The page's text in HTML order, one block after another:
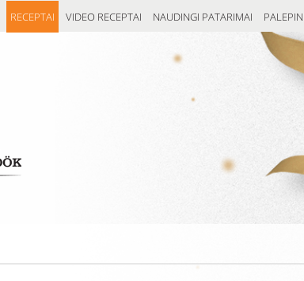
RECEPTAI VIDEO RECEPTAI NAUDINGI PATARIMAI